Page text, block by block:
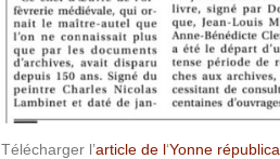
Télécharger l’article de l‘Yonne